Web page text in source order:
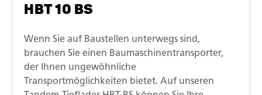
HBT 10 BS
Wenn Sie auf Baustellen unterwegs sind,
brauchen Sie einen Baumaschinentransporter,
der Ihnen ungewöhnliche
Transportmöglichkeiten bietet. Auf unseren